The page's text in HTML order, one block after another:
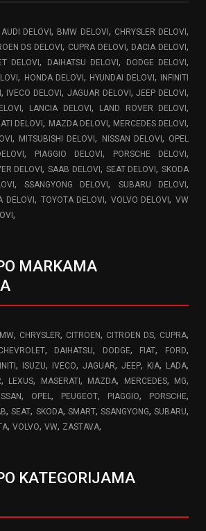
AUDI DELOVI, BMW DELOVI, CHRYSLER DELOVI,
DS DELOVI, CUPRA DELOVI, DACIA DELOVI,
DELOVI, DAIHATSU DELOVI, DODGE DELOVI,
, HONDA DELOVI, HYUNDAI DELOVI, INFINITI
, IVECO DELOVI, JAGUAR DELOVI,JEEP DELOVI,
, LANCIA DELOVI, LAND ROVER DELOVI,
DELOVI, MAZDA DELOVI, MERCEDES DELOVI,
, MITSUBISHI DELOVI, NISSAN DELOVI, OPEL
, PIAGGIO DELOVI, PORSCHE DELOVI,
DELOVI, SAAB DELOVI, SEAT DELOVI, SKODA
,SSANGYONG DELOVI, SUBARU DELOVI,
DELOVI, TOYOTA DELOVI, VOLVO DELOVI, VW
,
MARKAMA
, CHRYSLER, CITROEN, CITROEN DS, CUPRA,
, DAIHATSU, DODGE, FIAT, FORD,
, ISUZU, IVECO, JAGUAR, JEEP, KIA, LADA,
, LEXUS, MASERATI, MAZDA, MERCEDES, MG,
, OPEL , PEUGEOT, PIAGGIO, PORSCHE,
,SEAT, SKODA, SMART, SSANGYONG,SUBARU,
, VOLVO, VW, ZASTAVA,
KATEGORIJAMA